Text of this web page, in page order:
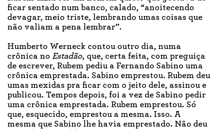
ficar sentado num banco, calado, “anoitecendo
devagar, meio triste, lembrando umas coisas que
não valiam a pena lembrar”.
Humberto Werneck contou outro dia, numa
crônica no Estadão, que, certa feita, com preguiça
de escrever, Rubem pediu a Fernando Sabino uma
crônica emprestada. Sabino emprestou. Rubem deu
umas mexidas pra ficar com o jeito dele, assinou e
publicou. Tempos depois, foi a vez de Sabino pedir
uma crônica emprestada. Rubem emprestou. Só
que, esquecido, emprestou a mesma. Isso. A
mesma que Sabino lhe havia emprestado. Não deu